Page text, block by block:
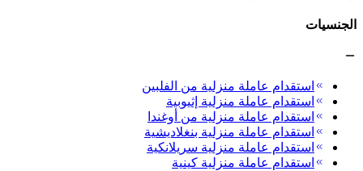
الجنسيات
استقدام عاملة منزلية من الفلبين
استقدام عاملة منزلية إثيوبية
استقدام عاملة منزلية من أوغندا
استقدام عاملة منزلية بنغلاديشية
استقدام عاملة منزلية سريلانكية
استقدام عاملة منزلية كينية